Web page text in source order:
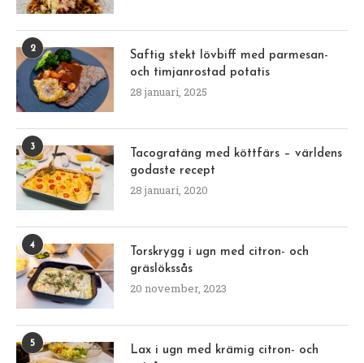
2
Saftig stekt lövbiff med parmesan-
och timjanrostad potatis
28 januari, 2025
3
Tacogratäng med köttfärs – världens
godaste recept
28 januari, 2020
4
Torskrygg i ugn med citron- och
gräslökssås
20 november, 2023
5
Lax i ugn med krämig citron- och